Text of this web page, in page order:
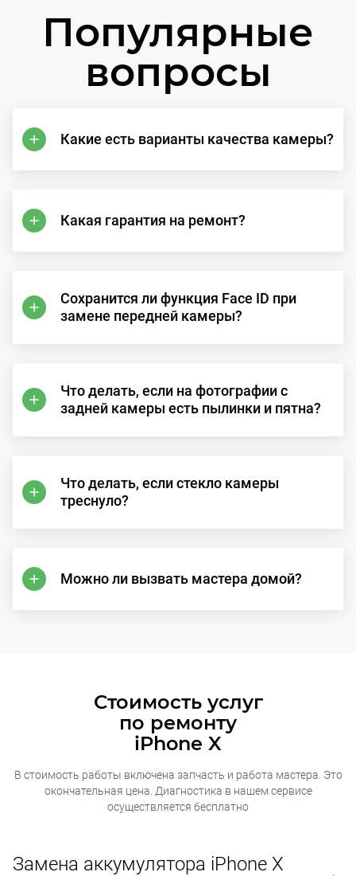
Популярные
вопросы
Какие есть варианты качества камеры?
Какая гарантия на ремонт?
Сохранится ли функция Face ID при
замене передней камеры?
Что делать, если на фотографии с
задней камеры есть пылинки и пятна?
Что делать, если стекло камеры
треснуло?
Можно ли вызвать мастера домой?
Стоимость услуг
по ремонту
iPhone X
В стоимость работы включена запчасть и работа мастера. Это
окончательная цена. Диагностика в нашем сервисе
осуществляется бесплатно
Замена аккумулятора iPhone X